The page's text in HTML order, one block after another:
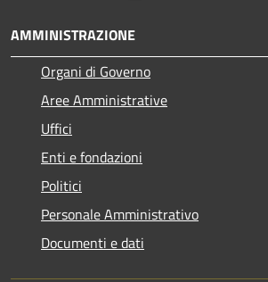
AMMINISTRAZIONE
Organi di Governo
Aree Amministrative
Uffici
Enti e fondazioni
Politici
Personale Amministrativo
Documenti e dati